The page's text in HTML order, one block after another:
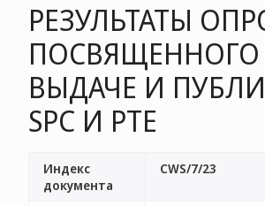
РЕЗУЛЬТАТЫ
ПОСВЯЩЕННОГО
ВЫДАЧЕ И
SPC И PTE
Индекс
документа
CWS/7/23